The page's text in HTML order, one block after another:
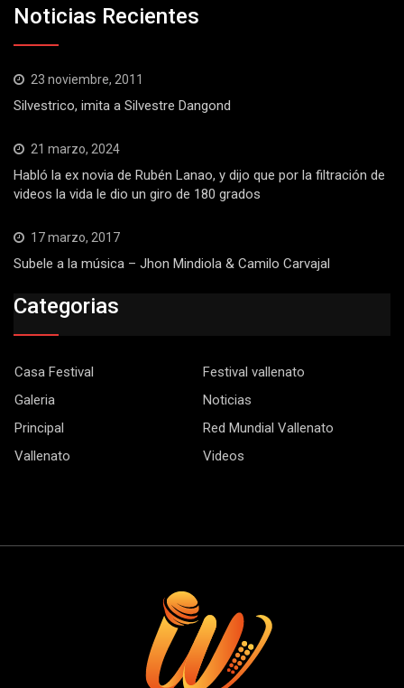
Noticias Recientes
23 noviembre, 2011
Silvestrico, imita a Silvestre Dangond
21 marzo, 2024
Habló la ex novia de Rubén Lanao, y dijo que por la filtración de
videos la vida le dio un giro de 180 grados
17 marzo, 2017
Subele a la música – Jhon Mindiola & Camilo Carvajal
Categorias
Casa Festival
Festival vallenato
Galeria
Noticias
Principal
Red Mundial Vallenato
Vallenato
Videos